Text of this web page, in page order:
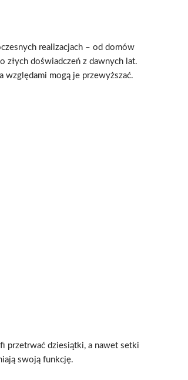
realizacjach – od domów
złych doświadczeń z dawnych lat.
względami mogą je przewyższać.
przetrwać dziesiątki, a nawet setki
swoją funkcję.